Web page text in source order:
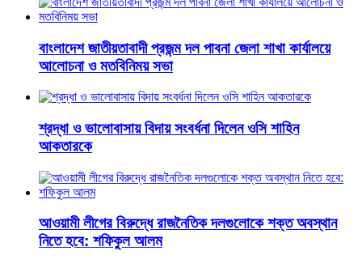
বাংলাদেশ জাতীয়তাবাদী প্রজন্ম দল পাবনা জেলা শাখা কার্যালয়ে
আলোচনা ও মতবিনিময় সভা
শ্রদ্ধা ও ভালোবাসায় বিদায় সংবর্ধনা দিলেন ওসি শাহিন
আকতারকে
আওয়ামী লীগের বিরুদ্ধে রাজনৈতিক দলগুলোকে শক্ত অবস্থান
নিতে হবে: শফিকুল আলম